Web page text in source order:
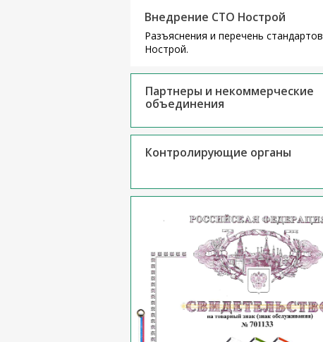
Внедрение СТО Нострой
Разъяснения и перечень стандартов
Нострой.
Партнеры и некоммерческие
объединения
Контролирующие органы